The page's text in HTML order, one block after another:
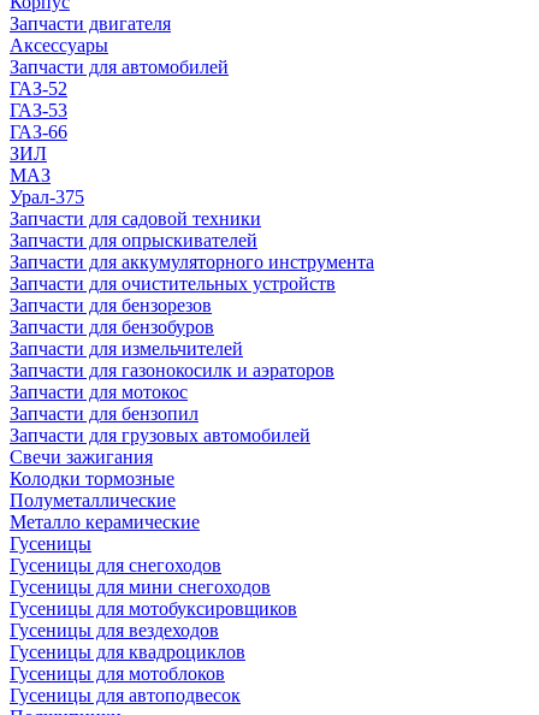
Запчасти двигателя
Аксессуары
Запчасти для автомобилей
ГАЗ-52
ГАЗ-53
ГАЗ-66
ЗИЛ
МАЗ
Урал-375
Запчасти для садовой техники
Запчасти для опрыскивателей
Запчасти для аккумуляторного инструмента
Запчасти для очистительных устройств
Запчасти для бензорезов
Запчасти для бензобуров
Запчасти для измельчителей
Запчасти для газонокосилк и аэраторов
Запчасти для мотокос
Запчасти для бензопил
Запчасти для грузовых автомобилей
Свечи зажигания
Колодки тормозные
Полуметаллические
Металло керамические
Гусеницы
Гусеницы для снегоходов
Гусеницы для мини снегоходов
Гусеницы для мотобуксировщиков
Гусеницы для вездеходов
Гусеницы для квадроциклов
Гусеницы для мотоблоков
Гусеницы для автоподвесок